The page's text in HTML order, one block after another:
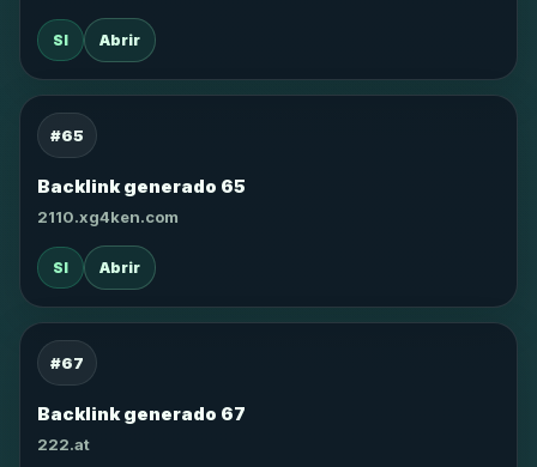
SI Abrir
#65
Backlink generado 65
2110.xg4ken.com
SI Abrir
#67
Backlink generado 67
222.at